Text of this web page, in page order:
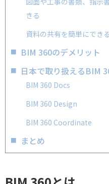
きる
資料の共有を簡単にできる
BIM 360のデメリット
日本で取り扱えるBIM
BIM 360 Docs
BIM 360 Design
BIM 360 Coordinate
まとめ